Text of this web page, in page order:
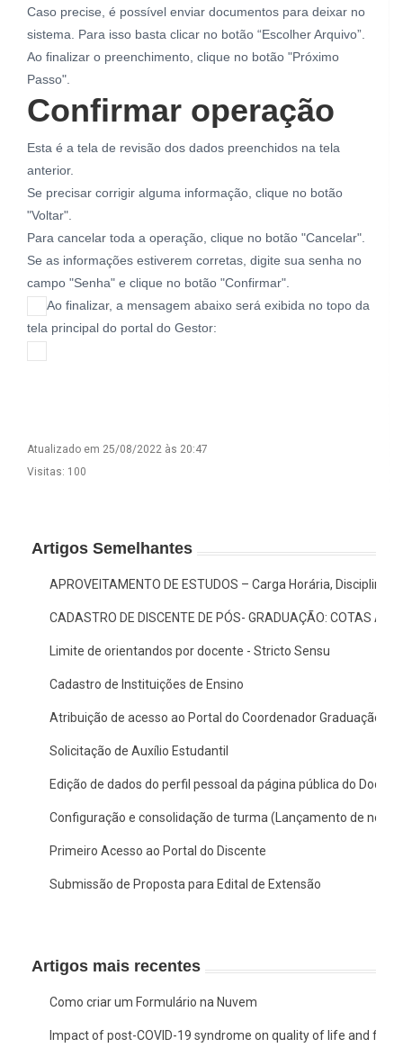
Caso precise, é possível enviar documentos para deixar no
sistema. Para isso basta clicar no botão “Escolher Arquivo”.
Ao finalizar o preenchimento, clique no botão "Próximo
Passo".
Confirmar operação
Esta é a tela de revisão dos dados preenchidos na tela
anterior.
Se precisar corrigir alguma informação, clique no botão
"Voltar".
Para cancelar toda a operação, clique no botão "Cancelar".
Se as informações estiverem corretas, digite sua senha no
campo "Senha" e clique no botão "Confirmar".
Ao finalizar, a mensagem abaixo será exibida no topo da
tela principal do portal do Gestor:
Atualizado em 25/08/2022 às 20:47
Visitas: 100
Artigos Semelhantes
APROVEITAMENTO DE ESTUDOS – Carga Horária, Disciplina/
CADASTRO DE DISCENTE DE PÓS- GRADUAÇÃO: COTAS AF E
Limite de orientandos por docente - Stricto Sensu
Cadastro de Instituições de Ensino
Atribuição de acesso ao Portal do Coordenador Graduação no
Solicitação de Auxílio Estudantil
Edição de dados do perfil pessoal da página pública do
Configuração e consolidação de turma (Lançamento de notas)
Primeiro Acesso ao Portal do Discente
Submissão de Proposta para Edital de Extensão
Artigos mais recentes
Como criar um Formulário na Nuvem
Impact of post-COVID-19 syndrome on quality of life and